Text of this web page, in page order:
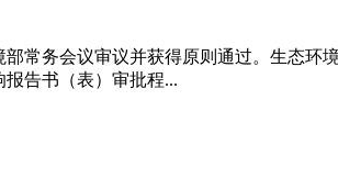
常务会议审议并获得原则通过。生态环
告书（表）审批程...